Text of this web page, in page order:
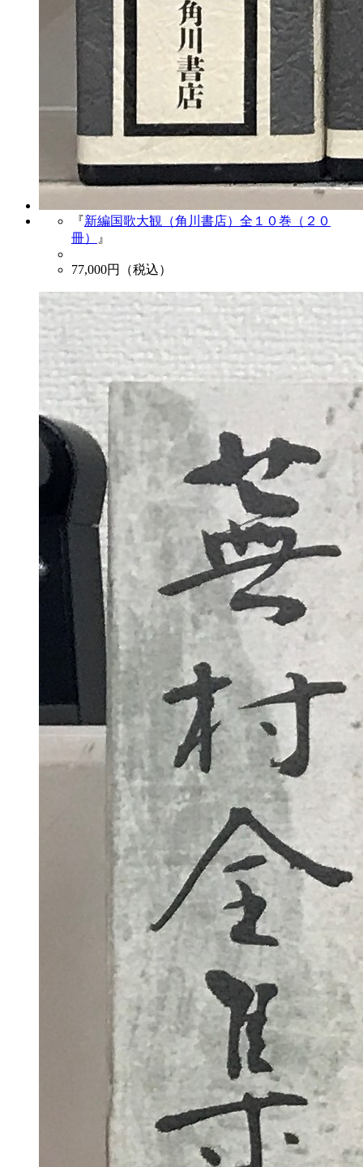
『新編国歌大観（角川書店）全１０巻（２０
冊）
』
77,000円（税込）